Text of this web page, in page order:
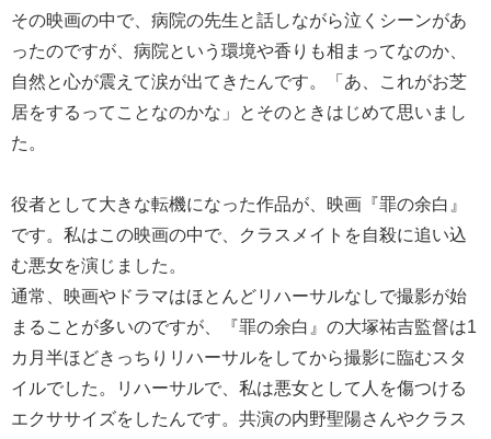
その映画の中で、病院の先生と話しながら泣くシーンがあ
ったのですが、病院という環境や香りも相まってなのか、
自然と心が震えて涙が出てきたんです。「あ、これがお芝
居をするってことなのかな」とそのときはじめて思いまし
た。
役者として大きな転機になった作品が、映画『罪の余白』
です。私はこの映画の中で、クラスメイトを自殺に追い込
む悪女を演じました。
通常、映画やドラマはほとんどリハーサルなしで撮影が始
まることが多いのですが、『罪の余白』の大塚祐吉監督は1
カ月半ほどきっちりリハーサルをしてから撮影に臨むスタ
イルでした。リハーサルで、私は悪女として人を傷つける
エクササイズをしたんです。共演の内野聖陽さんやクラス